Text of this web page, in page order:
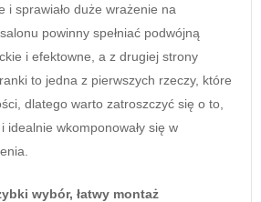
i sprawiało duże wrażenie na
powinny spełniać podwójną
i efektowne, a z drugiej strony
to jedna z pierwszych rzeczy, które
dlatego warto zatroszczyć się o to,
idealnie wkomponowały się w
wybór, łatwy montaż